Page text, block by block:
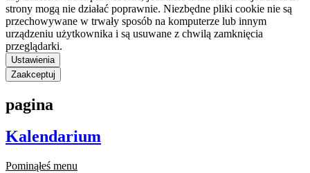
strony mogą nie działać poprawnie. Niezbędne pliki cookie nie są
przechowywane w trwały sposób na komputerze lub innym
urządzeniu użytkownika i są usuwane z chwilą zamknięcia
przeglądarki.
Ustawienia
Zaakceptuj
pagina
Kalendarium
Pominąłeś menu